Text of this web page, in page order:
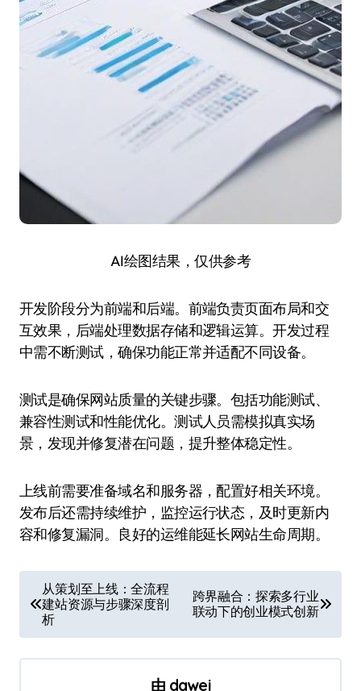
AI绘图结果，仅供参考
开发阶段分为前端和后端。前端负责页面布局和交
互效果，后端处理数据存储和逻辑运算。开发过程
中需不断测试，确保功能正常并适配不同设备。
测试是确保网站质量的关键步骤。包括功能测试、
兼容性测试和性能优化。测试人员需模拟真实场
景，发现并修复潜在问题，提升整体稳定性。
上线前需要准备域名和服务器，配置好相关环境。
发布后还需持续维护，监控运行状态，及时更新内
容和修复漏洞。良好的运维能延长网站生命周期。
章
导
航
从策划至上线：全流程
建站资源与步骤深度剖
析
跨界融合：探索多行业
联动下的创业模式创新
由 dawei